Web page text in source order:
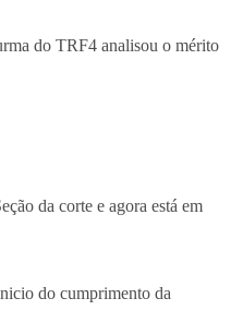
do TRF4 analisou o mérito
da corte e agora está em
do cumprimento da